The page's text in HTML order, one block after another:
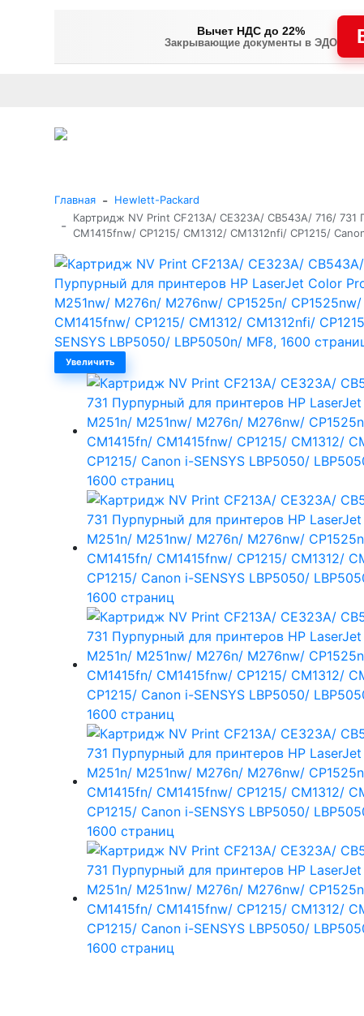
Вычет НДС до 22%
Закрывающие документы в ЭДО
Главная - Hewlett-Packard
-
Картридж NV Print CF213A/ CE323A/ CB543A/ 716/
CM1415fnw/ CP1215/ CM1312/ CM1312nfi/ CP1215/
Увеличить